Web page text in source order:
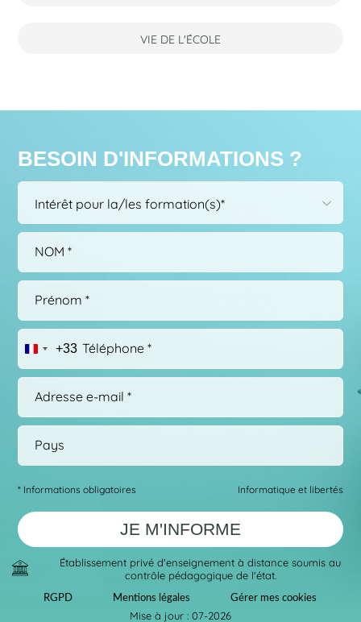
VIE DE L'ÉCOLE
BESOIN D'INFORMATIONS ?
Choisissez
dans
la
liste*
Intérêt pour la/les formation(s)*
+33
* Informations obligatoires Informatique et libertés
Établissement privé d'enseignement à distance soumis au
contrôle pédagogique de l'état.
RGPD Mentions légales Gérer mes cookies
Mise à jour : 07-2026